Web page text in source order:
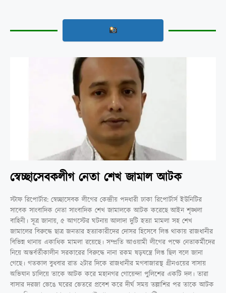
স্বেচ্ছাসেবকলীগ নেতা শেখ জামাল আটক
স্টাফ রিপোর্টার: স্বেচ্ছাসেবক লীগের কেন্দ্রীয় পদধারী ঢাকা রিপোর্টার্স ইউনিটির
সাবেক সাংবাদিক নেতা সাংবাদিক শেখ জামালকে আটক করেছে আইন শৃঙ্খলা
বাহিনী। সূত্র জানায়, ৫ আগস্টের ঘটনায় আলাদা দুটি হত্যা মামলা সহ শেখ
জামালের বিরুদ্ধে ছাত্র জনতার হত্যাকারীদের দোসর হিসেবে লিপ্ত থাকায় রাজধানীর
বিভিন্ন থানায় একাধিক মামলা রয়েছে। সম্প্রতি আওয়ামী লীগের পক্ষে নেতাকর্মীদের
নিয়ে অন্তর্বর্তীকালীন সরকারের বিরুদ্ধে নানা রকম ষড়যন্ত্রে লিপ্ত ছিল বলে জানা
গেছে। গতকাল বুধবার রাত ২টার দিকে রাজধানীর মগবাজারস্থ গ্রীনওয়ের বাসায়
অভিযান চালিয়ে তাকে আটক করে মহানগর গোয়েন্দা পুলিশের একটি দল। তারা
বাসার দরজা ভেঙে ঘরের ভেতরে প্রবেশ করে দীর্ঘ সময় তল্লাশির পর তাকে আটক